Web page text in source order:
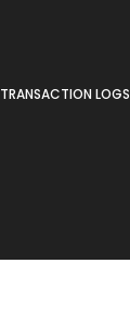
TRANSACTION LOGS